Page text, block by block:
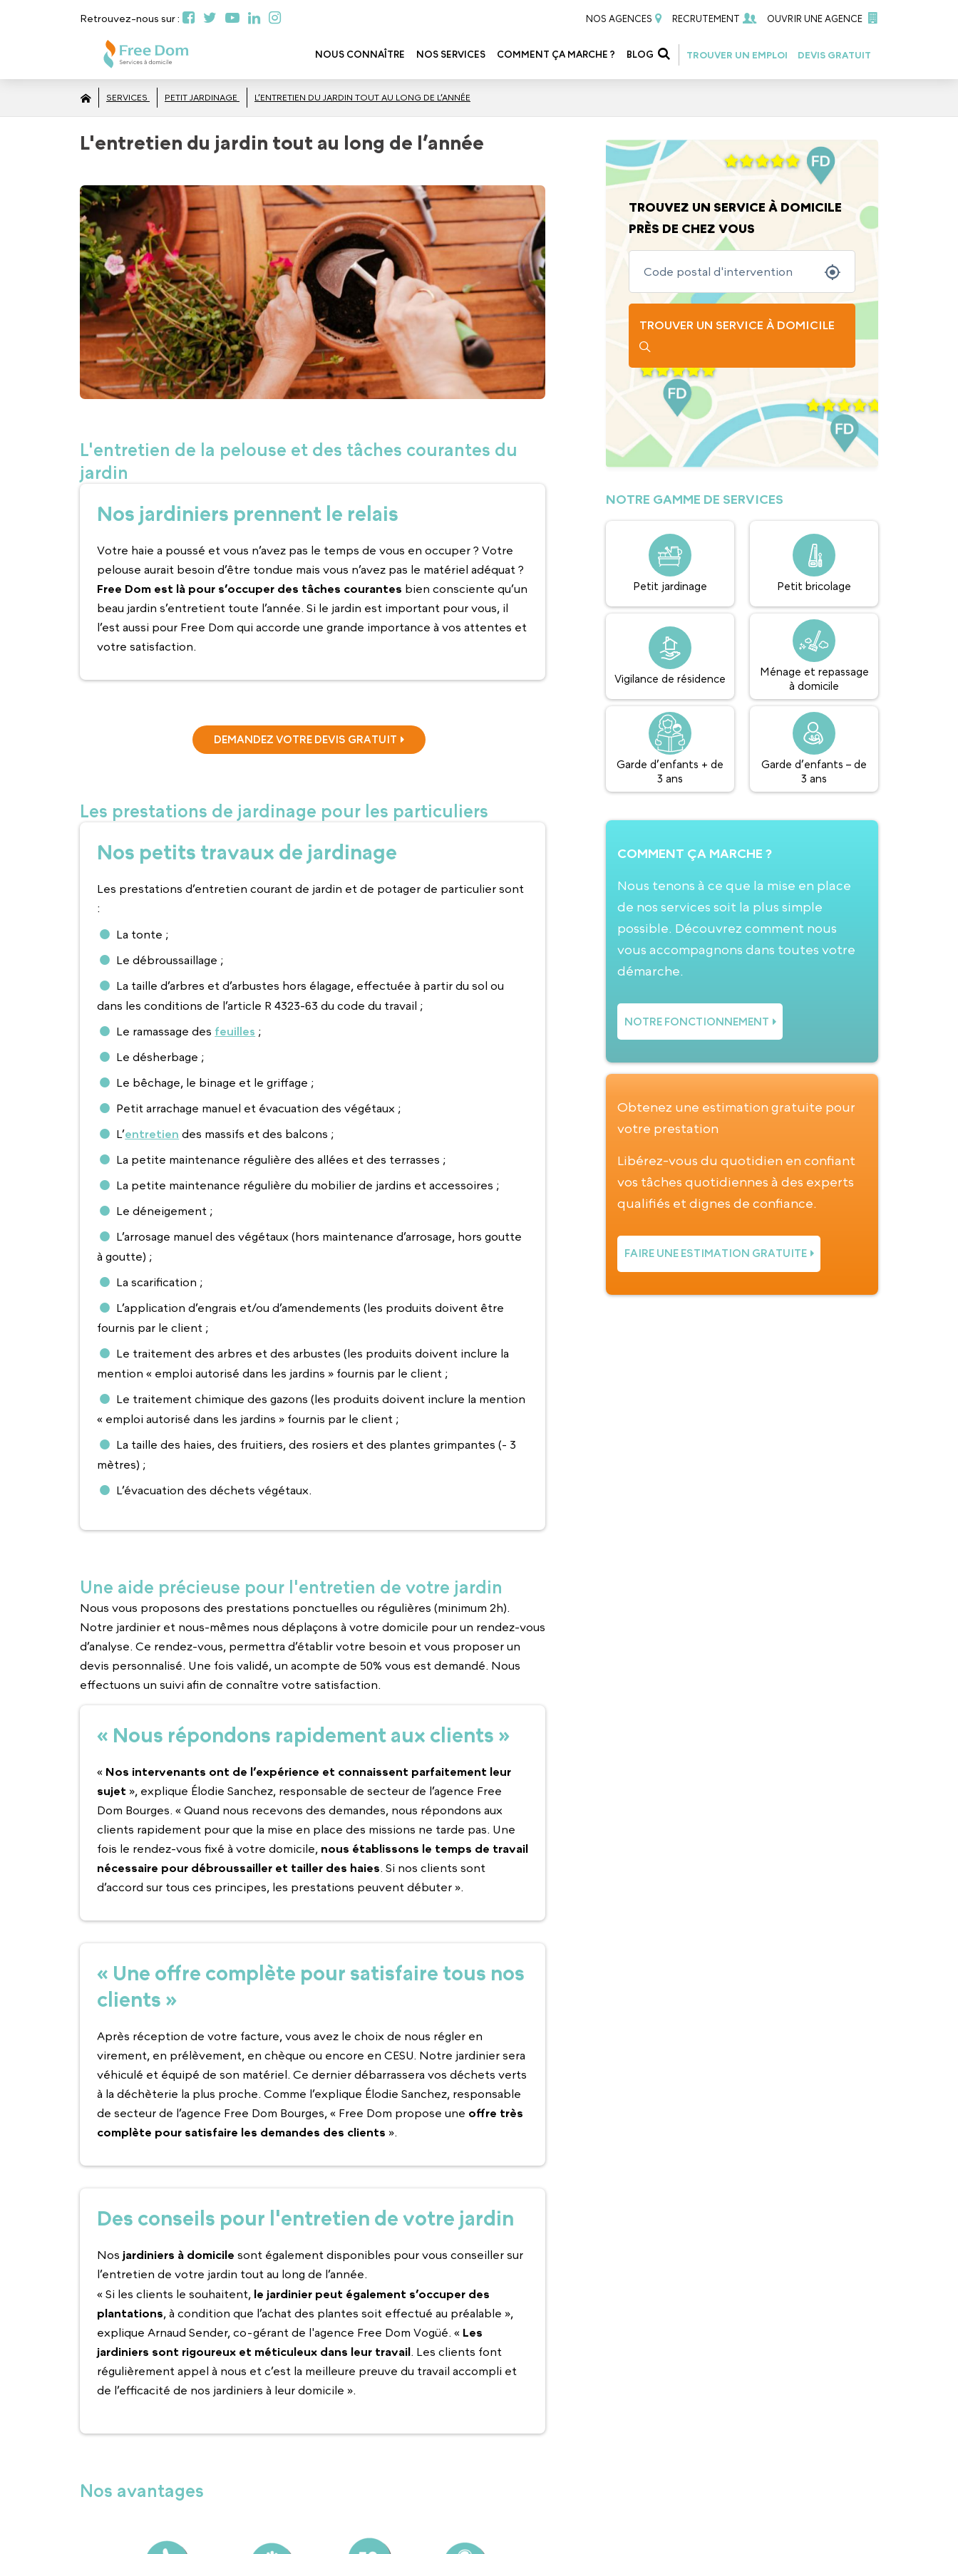
Retrouvez-nous sur : NOS AGENCES RECRUTEMENT OUVRIR UNE AGENCE
NOUS CONNAÎTRE NOS SERVICES COMMENT ÇA MARCHE ? BLOG TROUVER UN EMPLOI DEVIS GRATUIT
SERVICES PETIT JARDINAGE L’ENTRETIEN DU JARDIN TOUT AU LONG DE L’ANNÉE
L'entretien du jardin tout au long de l’année
L'entretien de la pelouse et des tâches courantes du
jardin
Nos jardiniers prennent le relais
Votre haie a poussé et vous n’avez pas le temps de vous en occuper ? Votre
pelouse aurait besoin d’être tondue mais vous n’avez pas le matériel adéquat ?
Free Dom est là pour s’occuper des tâches courantes bien consciente qu’un
beau jardin s’entretient toute l’année. Si le jardin est important pour vous, il
l’est aussi pour Free Dom qui accorde une grande importance à vos attentes et
votre satisfaction.
DEMANDEZ VOTRE DEVIS GRATUIT
Les prestations de jardinage pour les particuliers
Nos petits travaux de jardinage
Les prestations d’entretien courant de jardin et de potager de particulier sont
:
La tonte ;
Le débroussaillage ;
La taille d’arbres et d’arbustes hors élagage, effectuée à partir du sol ou
dans les conditions de l’article R 4323-63 du code du travail ;
Le ramassage des feuilles ;
Le désherbage ;
Le bêchage, le binage et le griffage ;
Petit arrachage manuel et évacuation des végétaux ;
L’entretien des massifs et des balcons ;
La petite maintenance régulière des allées et des terrasses ;
La petite maintenance régulière du mobilier de jardins et accessoires ;
Le déneigement ;
L’arrosage manuel des végétaux (hors maintenance d’arrosage, hors goutte
à goutte) ;
La scarification ;
L’application d’engrais et/ou d’amendements (les produits doivent être
fournis par le client ;
Le traitement des arbres et des arbustes (les produits doivent inclure la
mention « emploi autorisé dans les jardins » fournis par le client ;
Le traitement chimique des gazons (les produits doivent inclure la mention
« emploi autorisé dans les jardins » fournis par le client ;
La taille des haies, des fruitiers, des rosiers et des plantes grimpantes (- 3
mètres) ;
L’évacuation des déchets végétaux.
Une aide précieuse pour l'entretien de votre jardin
Nous vous proposons des prestations ponctuelles ou régulières (minimum 2h).
Notre jardinier et nous-mêmes nous déplaçons à votre domicile pour un rendez-vous
d’analyse. Ce rendez-vous, permettra d’établir votre besoin et vous proposer un
devis personnalisé. Une fois validé, un acompte de 50% vous est demandé. Nous
effectuons un suivi afin de connaître votre satisfaction.
« Nous répondons rapidement aux clients »
« Nos intervenants ont de l’expérience et connaissent parfaitement leur
sujet », explique Élodie Sanchez, responsable de secteur de l’agence Free
Dom Bourges. « Quand nous recevons des demandes, nous répondons aux
clients rapidement pour que la mise en place des missions ne tarde pas. Une
fois le rendez-vous fixé à votre domicile, nous établissons le temps de travail
nécessaire pour débroussailler et tailler des haies. Si nos clients sont
d’accord sur tous ces principes, les prestations peuvent débuter ».
« Une offre complète pour satisfaire tous nos
clients »
Après réception de votre facture, vous avez le choix de nous régler en
virement, en prélèvement, en chèque ou encore en CESU. Notre jardinier sera
véhiculé et équipé de son matériel. Ce dernier débarrassera vos déchets verts
à la déchèterie la plus proche. Comme l’explique Élodie Sanchez, responsable
de secteur de l’agence Free Dom Bourges, « Free Dom propose une offre très
complète pour satisfaire les demandes des clients ».
Des conseils pour l'entretien de votre jardin
Nos jardiniers à domicile sont également disponibles pour vous conseiller sur
l’entretien de votre jardin tout au long de l’année.
« Si les clients le souhaitent, le jardinier peut également s’occuper des
plantations, à condition que l’achat des plantes soit effectué au préalable »,
explique Arnaud Sender, co-gérant de l'agence Free Dom Vogüé. « Les
jardiniers sont rigoureux et méticuleux dans leur travail. Les clients font
régulièrement appel à nous et c’est la meilleure preuve du travail accompli et
de l’efficacité de nos jardiniers à leur domicile ».
Nos avantages
TROUVEZ UN SERVICE À DOMICILE
PRÈS DE CHEZ VOUS
TROUVER UN SERVICE À DOMICILE
NOTRE GAMME DE SERVICES
Petit jardinage Petit bricolage
Vigilance de résidence
Ménage et repassage
à domicile
Garde d’enfants + de
3 ans
Garde d’enfants – de
3 ans
COMMENT ÇA MARCHE ?
Nous tenons à ce que la mise en place
de nos services soit la plus simple
possible. Découvrez comment nous
vous accompagnons dans toutes votre
démarche.
NOTRE FONCTIONNEMENT
Obtenez une estimation gratuite pour
votre prestation
Libérez-vous du quotidien en confiant
vos tâches quotidiennes à des experts
qualifiés et dignes de confiance.
FAIRE UNE ESTIMATION GRATUITE